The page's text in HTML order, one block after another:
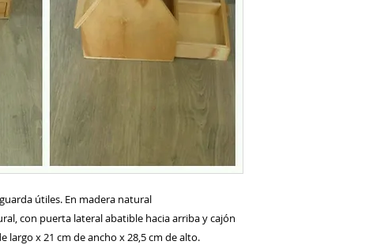
útiles. En madera natural
con puerta lateral abatible hacia arriba y cajón
largo x 21 cm de ancho x 28,5 cm de alto.